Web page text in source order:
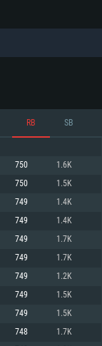
Intel Xeon ne sont
RB SB
750 1.6K
750 1.5K
749 1.4K
749 1.4K
749 1.7K
749 1.7K
749 1.2K
749 1.5K
749 1.5K
748 1.7K